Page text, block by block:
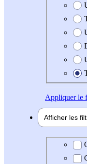
Date de
Appliquerle
Afficher les
Type de